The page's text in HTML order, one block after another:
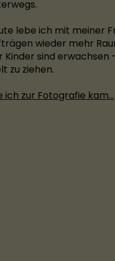
lebe ich mit meiner
wieder mehr
Kinder sind erwachsen
zu ziehen.
ich zur Fotografie kam...